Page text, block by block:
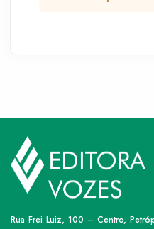
Rua Frei Luiz, 100 – Centro,